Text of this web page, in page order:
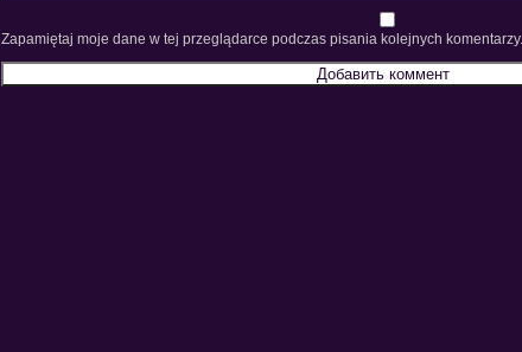
Zapamiętaj moje dane w tej przeglądarce podczas pisania kolejnych komentarzy.